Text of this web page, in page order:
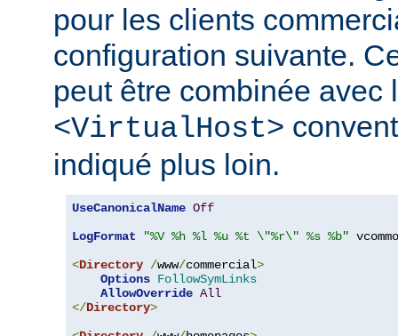
pour les clients
configuration suivante.
peut être combinée avec
<VirtualHost>
indiqué plus loin.
UseCanonicalName Off
LogFormat
"%V %h %l %u %t \"%r\" %s %b"
<Directory /www/commercial>
Options FollowSymLinks
AllowOverride All
</Directory>